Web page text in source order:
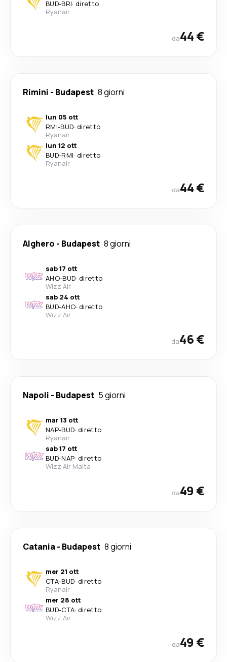
BUD-BRI· diretto
Ryanair
da44 €
Rimini - Budapest 8 giorni
lun 05 ott
RMI-BUD· diretto
Ryanair
lun 12 ott
BUD-RMI· diretto
Ryanair
da44 €
Alghero - Budapest 8 giorni
sab 17 ott
AHO-BUD· diretto
Wizz Air
sab 24 ott
BUD-AHO· diretto
Wizz Air
da46 €
Napoli - Budapest 5 giorni
mar 13 ott
NAP-BUD· diretto
Ryanair
sab 17 ott
BUD-NAP· diretto
Wizz Air Malta
da49 €
Catania- Budapest 8 giorni
mer 21 ott
CTA-BUD· diretto
Ryanair
mer 28 ott
BUD-CTA· diretto
Wizz Air
da49 €